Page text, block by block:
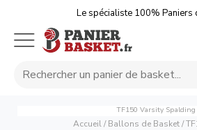
Le spécialiste 100% Paniers
TF150 Varsity Spalding
Accueil/ Ballons de Basket/